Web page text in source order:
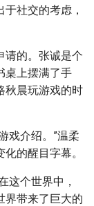
社交的考虑，
请的。张诚是个
桌上摆满了手
秋晨玩游戏的时
戏介绍。”温柔
的醒目字幕。
这个世界中，
界带来了巨大的